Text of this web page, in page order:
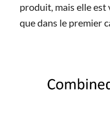
produit, mais elle
que dans le premier